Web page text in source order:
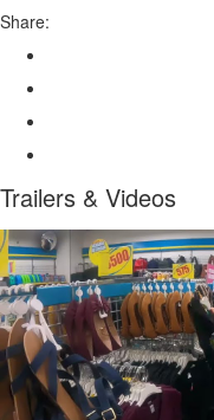
Share:
Trailers & Videos